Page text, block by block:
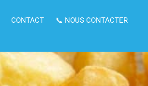
CONTACT 📞 NOUS CONTACTER